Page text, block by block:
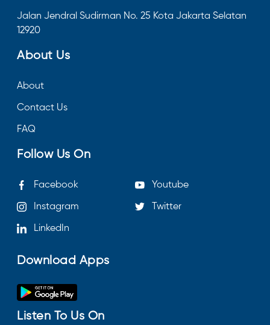
Jalan Jendral Sudirman No. 25 Kota Jakarta Selatan
12920
About Us
About
Contact Us
FAQ
Follow Us On
Facebook Youtube
Instagram Twitter
LinkedIn
Download Apps
Listen To Us On